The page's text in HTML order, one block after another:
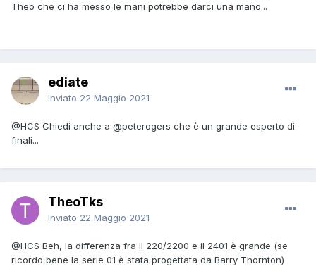
Theo che ci ha messo le mani potrebbe darci una mano...
ediate
Inviato 22 Maggio 2021
@HCS Chiedi anche a @peterogers che è un grande esperto di
finali...
TheoTks
Inviato 22 Maggio 2021
@HCS Beh, la differenza fra il 220/2200 e il 2401 è grande (se
ricordo bene la serie 01 è stata progettata da Barry Thornton)